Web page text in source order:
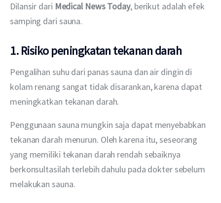
Dilansir dari Medical News Today, berikut adalah efek
samping dari sauna.
1. Risiko peningkatan tekanan darah
Pengalihan suhu dari panas sauna dan air dingin di
kolam renang sangat tidak disarankan, karena dapat
meningkatkan tekanan darah.
Penggunaan sauna mungkin saja dapat menyebabkan
tekanan darah menurun. Oleh karena itu, seseorang
yang memiliki tekanan darah rendah sebaiknya
berkonsultasilah terlebih dahulu pada dokter sebelum
melakukan sauna.